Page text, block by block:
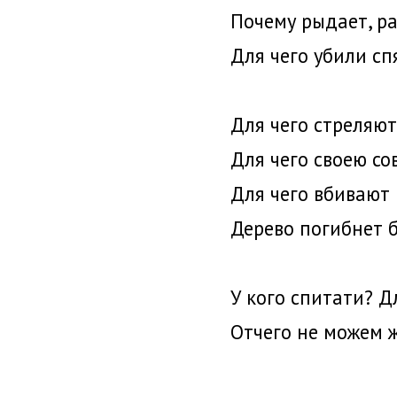
Почему рыдает,
Для чего убили
Для чего
Для чего своею
Для чего
Дерево погибнет
У кого спитати?
Отчего не можем